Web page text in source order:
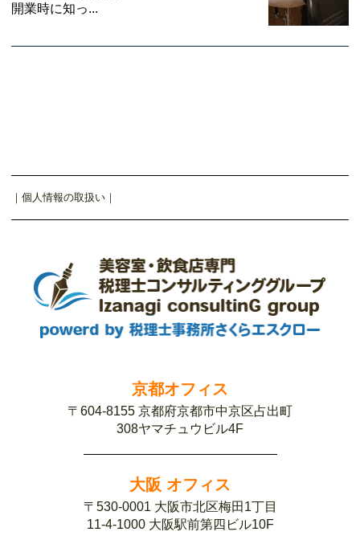
開業時に知っ...
｜ 個人情報の取扱い ｜
京都オフィス
〒604-8155 京都府京都市中京区占出町
308ヤマチュウビル4F
大阪 オフィス
〒530-0001 大阪市北区梅田1丁目
11-4-1000 大阪駅前第四ビル10F